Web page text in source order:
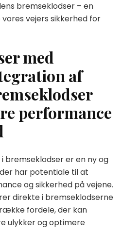
bremseklodser – en
vejers sikkerhed for
med
af
performance
bremseklodser er en ny og
har potentiale til at
og sikkerhed på vejene.
direkte i bremseklodserne
fordele, der kan
ulykker og optimere